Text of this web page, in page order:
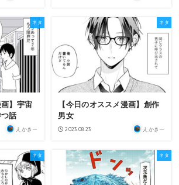
ネタ
画】宇宙
話
えかきー
ネタ
【今日のオススメ漫画】創作
男女
2023.08.23 えかきー
ネタ ネタ